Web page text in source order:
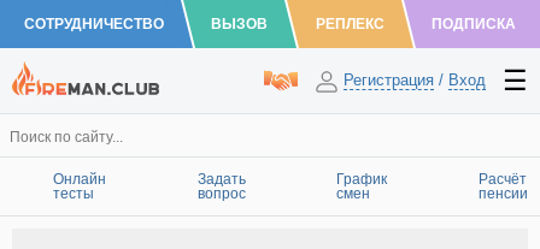
СОТРУДНИЧЕСТВО ВЫЗОВ РЕПЛЕКС ПОДПИСКА
Регистрация / Вход
Онлайн
тесты
Задать
вопрос
График
смен
Расчёт
пенсии